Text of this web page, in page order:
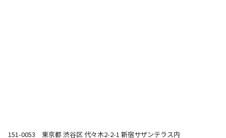
151-0053 東京都 渋谷区 代々木2-2-1 新宿サザンテラス内